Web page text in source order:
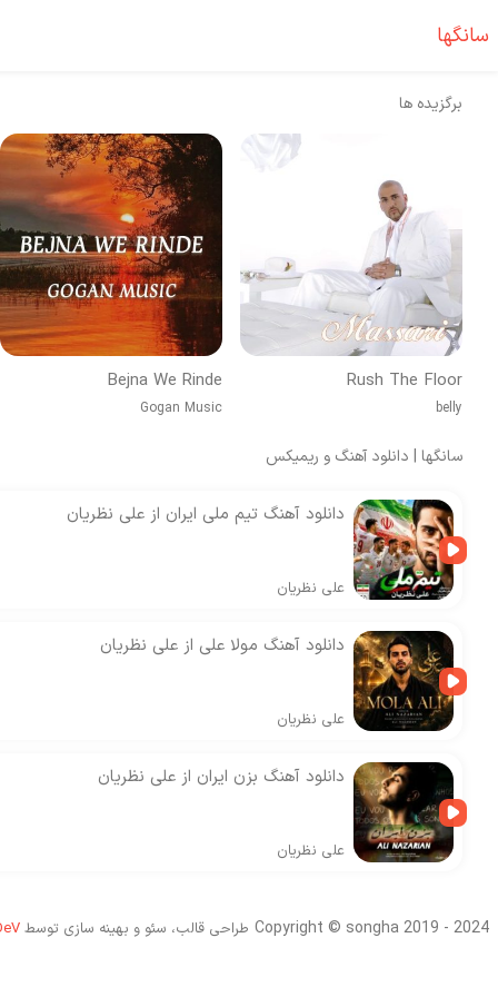
سانگها
برگزیده ها
Rush The Floor
belly
Bejna We Rinde
Gogan Music
سانگها | دانلود آهنگ و ریمیکس
دانلود آهنگ تیم ملی ایران از علی نظریان
علی نظریان
دانلود آهنگ مولا علی از علی نظریان
علی نظریان
دانلود آهنگ بزن ایران از علی نظریان
علی نظریان
Copyright © songha 2019 - 2024 طراحی قالب، سئو و بهینه سازی توسط